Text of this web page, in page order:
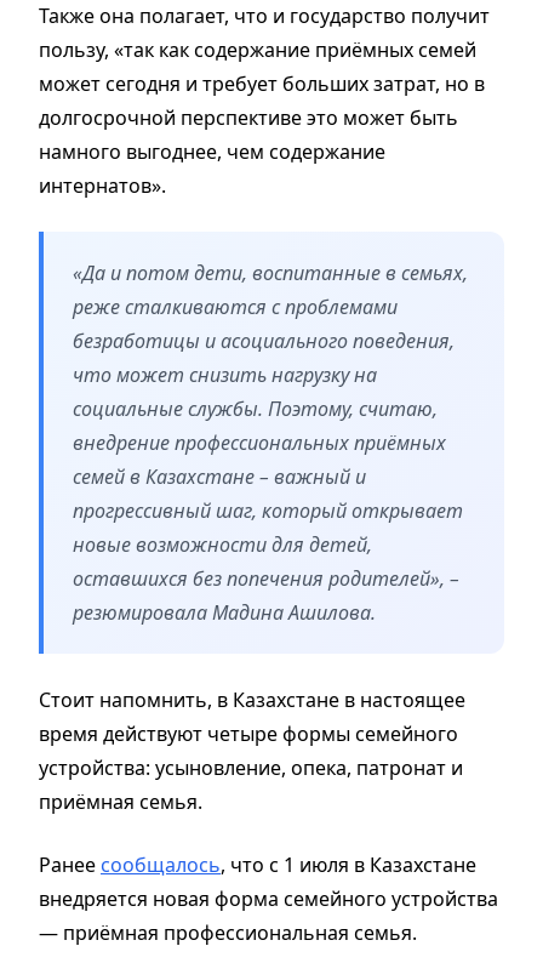
Также она полагает, что и государство получит
пользу, «так как содержание приёмных семей
может сегодня и требует больших затрат, но в
долгосрочной перспективе это может быть
намного выгоднее, чем содержание
интернатов».
«Да и потом дети, воспитанные в семьях,
реже сталкиваются с проблемами
безработицы и асоциального поведения,
что может снизить нагрузку на
социальные службы. Поэтому, считаю,
внедрение профессиональных приёмных
семей в Казахстане – важный и
прогрессивный шаг, который открывает
новые возможности для детей,
оставшихся без попечения родителей», –
резюмировала Мадина Ашилова.
Стоит напомнить, в Казахстане в настоящее
время действуют четыре формы семейного
устройства: усыновление, опека, патронат и
приёмная семья.
Ранее сообщалось, что с 1 июля в Казахстане
внедряется новая форма семейного устройства
— приёмная профессиональная семья.